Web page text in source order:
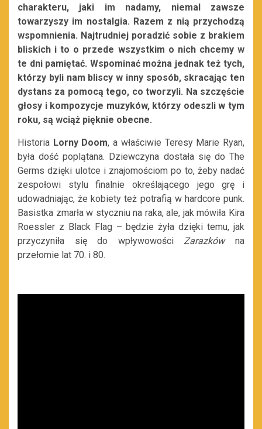
charakteru, jaki im nadamy, niemal zawsze
towarzyszy im nostalgia. Razem z nią przychodzą
wspomnienia. Najtrudniej poradzić sobie z brakiem
bliskich i to o przede wszystkim o nich chcemy w
te dni pamiętać. Wspominać można jednak też tych,
którzy byli nam bliscy w inny sposób, skracając ten
dystans za pomocą tego, co tworzyli. Na szczęście
głosy i kompozycje muzyków, którzy odeszli w tym
roku, są wciąż pięknie obecne.
Historia Lorny Doom, a właściwie Teresy Marie Ryan,
była dość poplątana. Dziewczyna dostała się do The
Germs dzięki ulotce i znajomościom po to, żeby nadać
zespołowi stylu finalnie określającego jego grę i
udowadniając, że kobiety też potrafią w hardcore punk.
Basistka zmarła w styczniu na raka, ale, jak mówiła Kira
Roessler z Black Flag – będzie żyła dzięki temu, jak
przyczyniła się do wpływowościZarazkówna
przełomie lat 70. i 80.